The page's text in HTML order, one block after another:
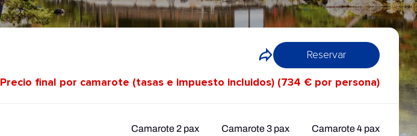
Reservar
Precio final por camarote (tasas e impuesto incluidos) (734 € por persona)
Camarote 2 pax Camarote 3 pax Camarote 4 pax